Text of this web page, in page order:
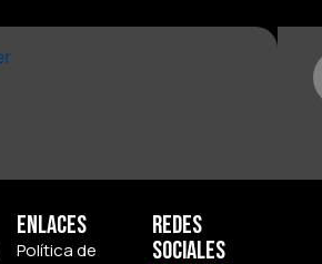
Enlaces
Política de
Redes
Sociales